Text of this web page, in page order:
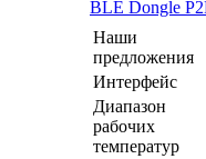
BLE Dongle
Наши
предложения
Интерфейс
Диапазон
рабочих
температур